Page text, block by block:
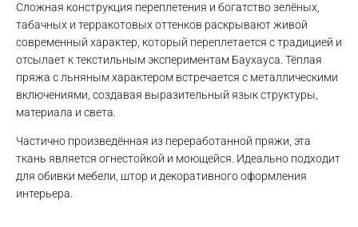
Сложная конструкция переплетения и богатство зелёных,
табачных и терракотовых оттенков раскрывают живой
современный характер, который переплетается с традицией и
отсылает к текстильным экспериментам Баухауса. Тёплая
пряжа с льняным характером встречается с металлическими
включениями, создавая выразительный язык структуры,
материала и света.
Частично произведённая из переработанной пряжи, эта
ткань является огнестойкой и моющейся. Идеально подходит
для обивки мебели, штор и декоративного оформления
интерьера.
Max